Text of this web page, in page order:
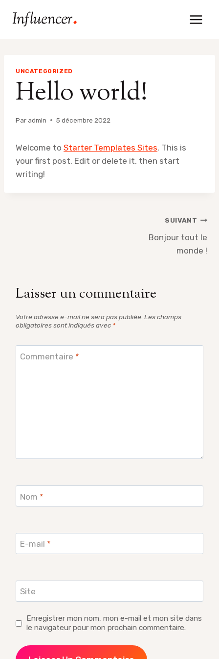
UNCATEGORIZED
Hello world!
Par admin 5 décembre 2022
Welcome to Starter Templates Sites. This is
your first post. Edit or delete it, then start
writing!
SUIVANT
Bonjour tout le
monde !
Laisser un commentaire
Votre adresse e-mail ne sera pas publiée. Les champs
obligatoires sont indiqués avec *
Commentaire *
Nom *
E-mail *
Site
Enregistrer mon nom, mon e-mail et mon site dans
le navigateur pour mon prochain commentaire.